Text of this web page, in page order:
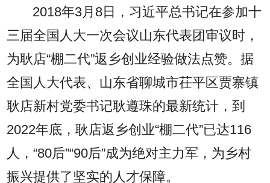
2018年3月8日，习近平总书记在参加十
三届全国人大一次会议山东代表团审议时，
为耿店“棚二代”返乡创业经验做法点赞。据
全国人大代表、山东省聊城市茌平区贾寨镇
耿店新村党委书记耿遵珠的最新统计，到
2022年底，耿店返乡创业“棚二代”已达116
人，“80后”“90后”成为绝对主力军，为乡村
振兴提供了坚实的人才保障。